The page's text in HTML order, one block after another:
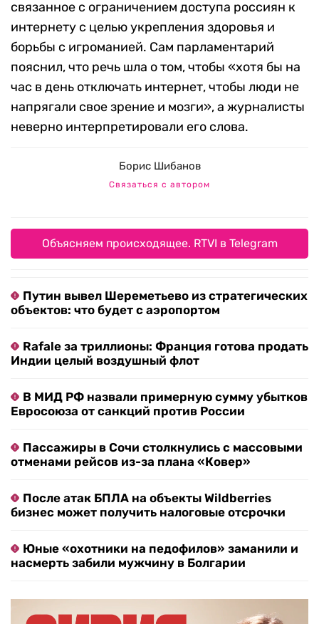
связанное с ограничением доступа россиян к
интернету с целью укрепления здоровья и
борьбы с игроманией. Сам парламентарий
пояснил, что речь шла о том, чтобы «хотя бы на
час в день отключать интернет, чтобы люди не
напрягали свое зрение и мозги», а журналисты
неверно интерпретировали его слова.
Борис Шибанов
Связаться с автором
Объясняем происходящее. RTVI в Telegram
Путин вывел Шереметьево из стратегических
объектов: что будет с аэропортом
Rafale за триллионы: Франция готова продать
Индии целый воздушный флот
В МИД РФ назвали примерную сумму убытков
Евросоюза от санкций против России
Пассажиры в Сочи столкнулись с массовыми
отменами рейсов из-за плана «Ковер»
После атак БПЛА на объекты Wildberries
бизнес может получить налоговые отсрочки
Юные «охотники на педофилов» заманили и
насмерть забили мужчину в Болгарии